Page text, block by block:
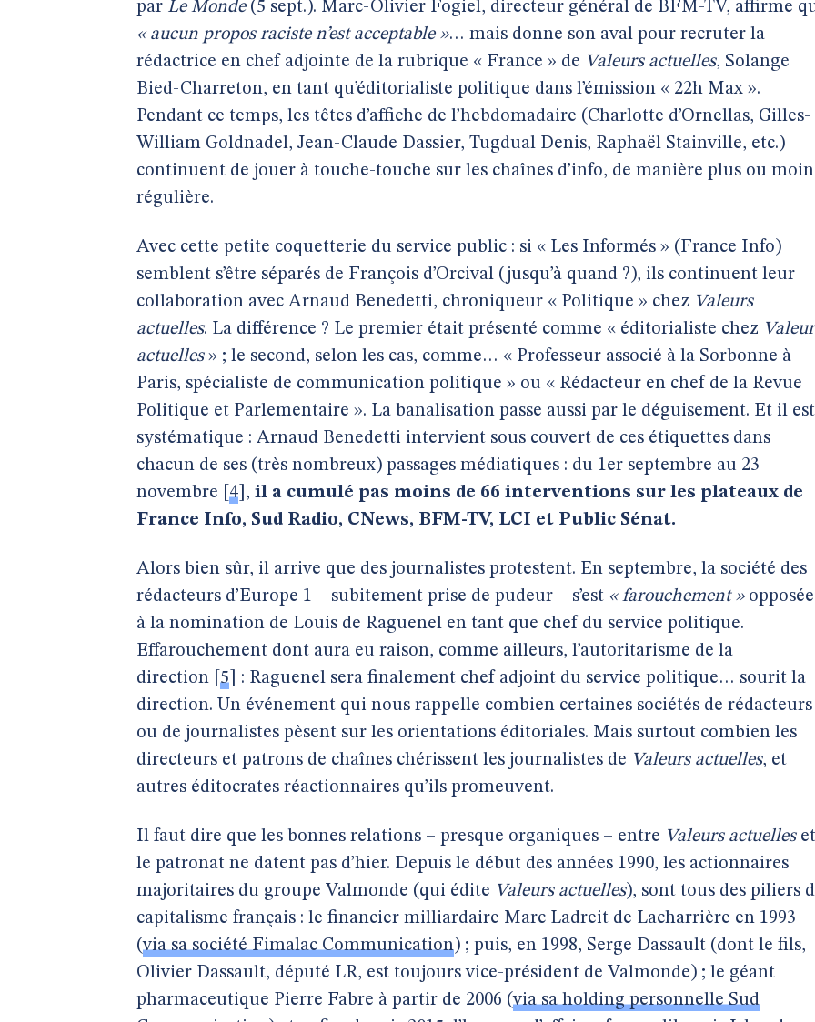
par Le Monde(5 sept.). Marc-Olivier Fogiel, directeur général de BFM-TV, affirme
« aucun propos raciste n’est acceptable »… mais donne son aval pour recruter la
rédactrice en chef adjointe de la rubrique « France » de Valeurs actuelles, Solange
Bied-Charreton, en tant qu’éditorialiste politique dans l’émission « 22h Max ».
Pendant ce temps, les têtes d’affiche de l’hebdomadaire (Charlotte d’Ornellas, Gilles-
William Goldnadel, Jean-Claude Dassier, Tugdual Denis, Raphaël Stainville, etc.)
continuent de jouer à touche-touche sur les chaînes d’info, de manière plus ou
régulière.
Avec cette petite coquetterie du service public : si « Les Informés » (France Info)
semblent s’être séparés de François d’Orcival (jusqu’à quand ?), ils continuent leur
collaboration avec Arnaud Benedetti, chroniqueur « Politique » chez Valeurs
actuelles. La différence ? Le premier était présenté comme « éditorialiste chez
actuelles» ; le second, selon les cas, comme… « Professeur associé à la Sorbonne à
Paris, spécialiste de communication politique » ou « Rédacteur en chef de la Revue
Politique et Parlementaire ». La banalisation passe aussi par le déguisement. Et il est
systématique : Arnaud Benedetti intervient sous couvert de ces étiquettes dans
chacun de ses (très nombreux) passages médiatiques : du 1er septembre au 23
novembre
4 , il a cumulé pas moins de 66 interventions sur les plateaux de
France Info, Sud Radio, CNews, BFM-TV, LCI et Public Sénat.
Alors bien sûr, il arrive que des journalistes protestent. En septembre, la société des
rédacteurs d’Europe 1 – subitement prise de pudeur – s’est « farouchement »opposée
à la nomination de Louis de Raguenel en tant que chef du service politique.
Effarouchement dont aura eu raison, comme ailleurs, l’autoritarisme de la
direction 5
: Raguenel sera finalement chef adjoint du service politique… sourit la
direction. Un événement qui nous rappelle combien certaines sociétés de rédacteurs
ou de journalistes pèsent sur les orientations éditoriales. Mais surtout combien les
directeurs et patrons de chaînes chérissent les journalistes de Valeurs actuelles, et
autres éditocrates réactionnaires qu’ils promeuvent.
Il faut dire que les bonnes relations – presque organiques – entre Valeurs actuelleset
le patronat ne datent pas d’hier. Depuis le début des années 1990, les actionnaires
majoritaires du groupe Valmonde (qui édite Valeurs actuelles), sont tous des piliers
capitalisme français : le financier milliardaire Marc Ladreit de Lacharrière en 1993
(via sa société Fimalac Communication) ; puis, en 1998, Serge Dassault (dont le fils,
Olivier Dassault, député LR, est toujours vice-président de Valmonde) ; le géant
pharmaceutique Pierre Fabre à partir de 2006 (via sa holding personnelle Sud